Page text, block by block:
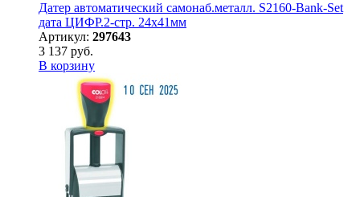
Датер автоматический самонаб.металл. S2160-Bank-Set
дата ЦИФР.2-стр. 24х41мм
Артикул: 297643
3 137 руб.
В корзину